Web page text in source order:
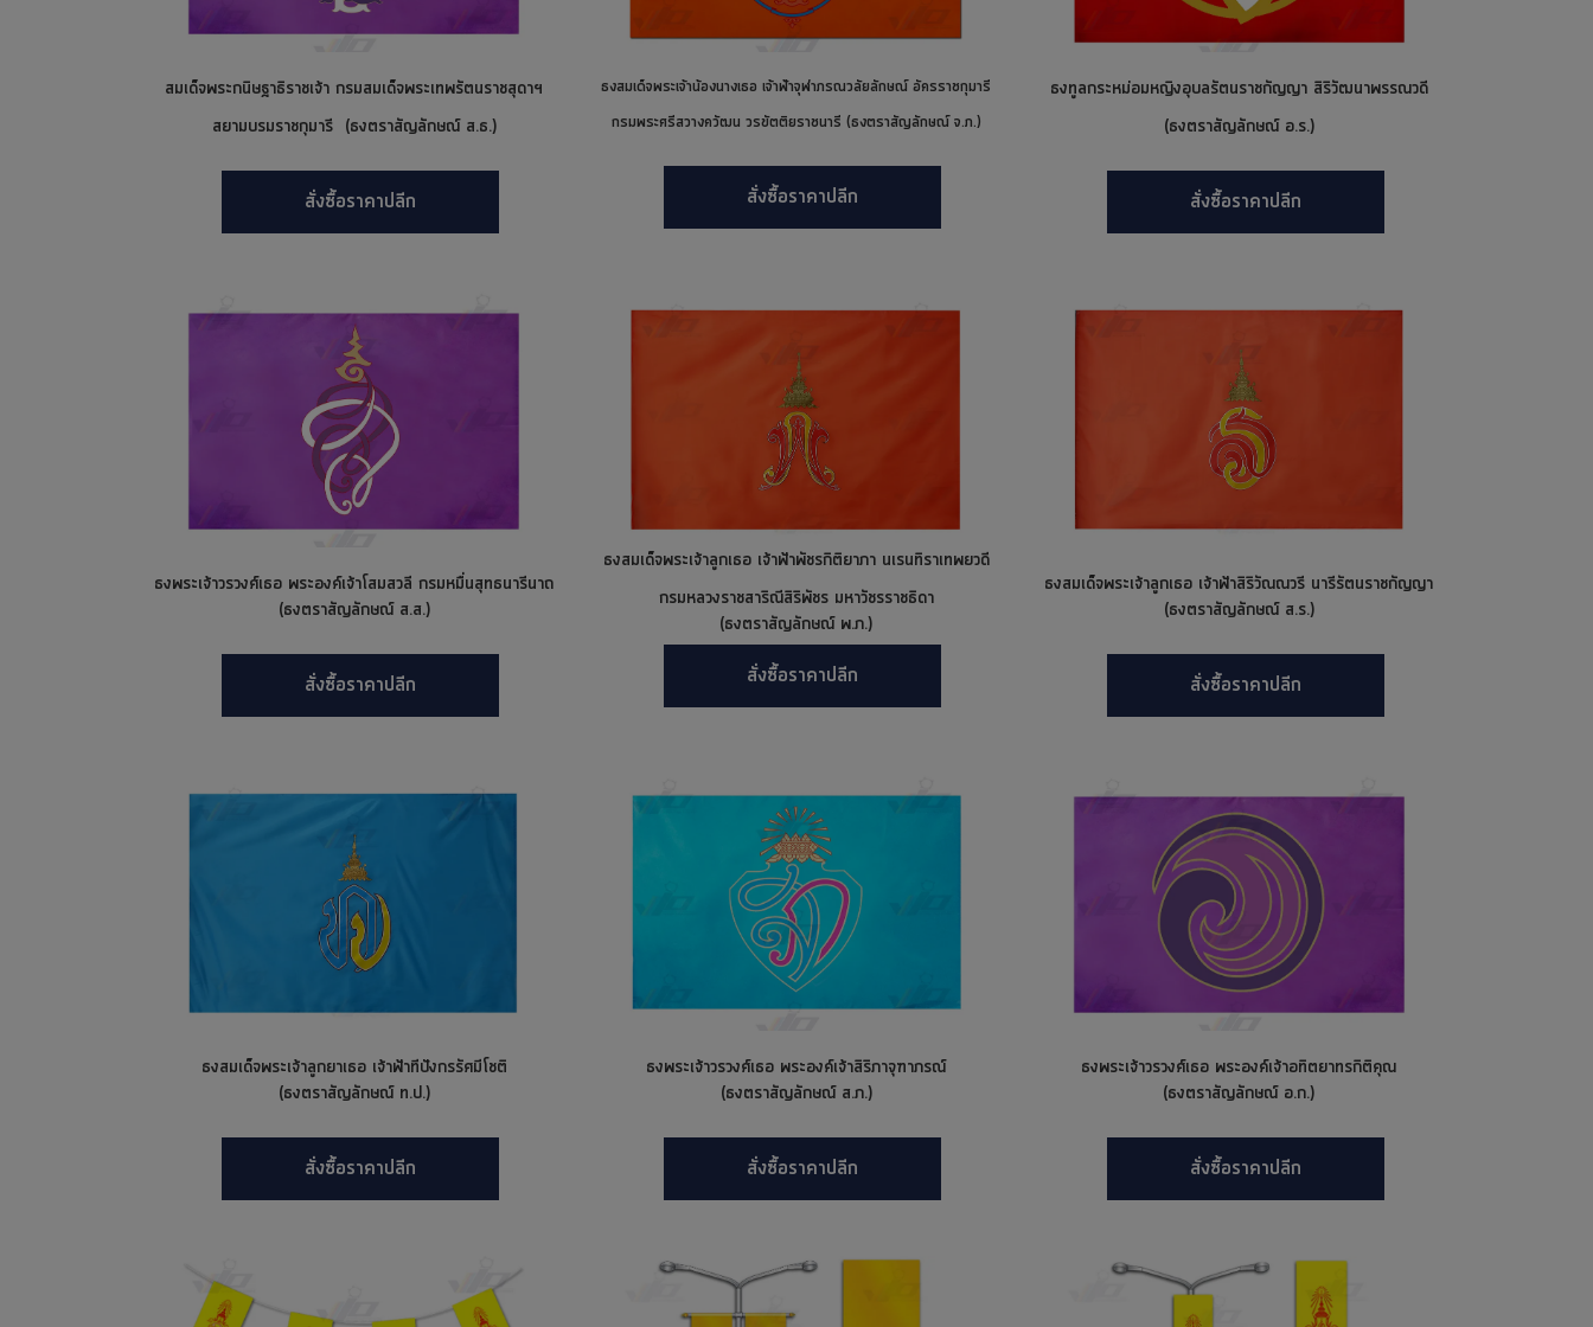
สมเด็จพระกนิษฐาธิราชเจ้า กรมสมเด็จพระเทพรัตนราชสุดาฯ
สยามบรมราชกุมารี (ธงตราสัญลักษณ์ ส.ธ.)
สั่งซื้อราคาปลีก
ธงสมเด็จพระเจ้าน้องนางเธอ เจ้าฟ้าจุฬาภรณวลัยลักษณ์ อัครราชกุมารี
กรมพระศรีสวางควัฒน วรขัตติยราชนารี (ธงตราสัญลักษณ์ จ.ภ.)
สั่งซื้อราคาปลีก
ธงทูลกระหม่อมหญิงอุบลรัตนราชกัญญา สิริวัฒนาพรรณวดี
(ธงตราสัญลักษณ์ อ.ร.)
สั่งซื้อราคาปลีก
ธงพระเจ้าวรวงศ์เธอ พระองค์เจ้าโสมสวลี กรมหมื่นสุทธนารีนาถ
(ธงตราสัญลักษณ์ ส.ส.)
สั่งซื้อราคาปลีก
ธงสมเด็จพระเจ้าลูกเธอ เจ้าฟ้าพัชรกิติยาภา นเรนทิราเทพยวดี
กรมหลวงราชสาริณีสิริพัชร มหาวัชรราชธิดา
(ธงตราสัญลักษณ์ พ.ภ.)
สั่งซื้อราคาปลีก
ธงสมเด็จพระเจ้าลูกเธอ เจ้าฟ้าสิริวัณณวรี นารีรัตนราชกัญญา
(ธงตราสัญลักษณ์ ส.ร.)
สั่งซื้อราคาปลีก
ธงสมเด็จพระเจ้าลูกยาเธอ เจ้าฟ้าทีปังกรรัศมีโชติ
(ธงตราสัญลักษณ์ ท.ป.)
สั่งซื้อราคาปลีก
ธงพระเจ้าวรวงศ์เธอ พระองค์เจ้าสิริภาจุฑาภรณ์
(ธงตราสัญลักษณ์ ส.ภ.)
สั่งซื้อราคาปลีก
ธงพระเจ้าวรวงศ์เธอ พระองค์เจ้าอทิตยาทรกิติคุณ
(ธงตราสัญลักษณ์ อ.ก.)
สั่งซื้อราคาปลีก